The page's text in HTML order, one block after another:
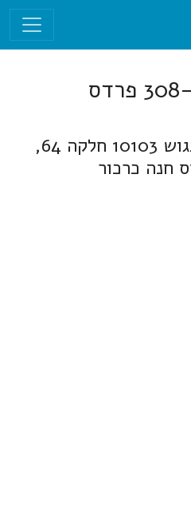
תוכנית 308-0637140 פרדס
תוספת יחידות דיור בגוש 10103 חלקה 64,
חנה כרכור